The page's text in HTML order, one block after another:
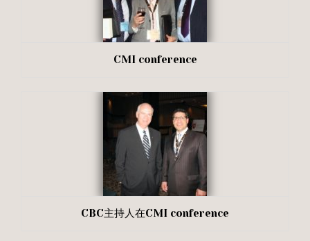
CMI conference
CBC主持人在CMI conference